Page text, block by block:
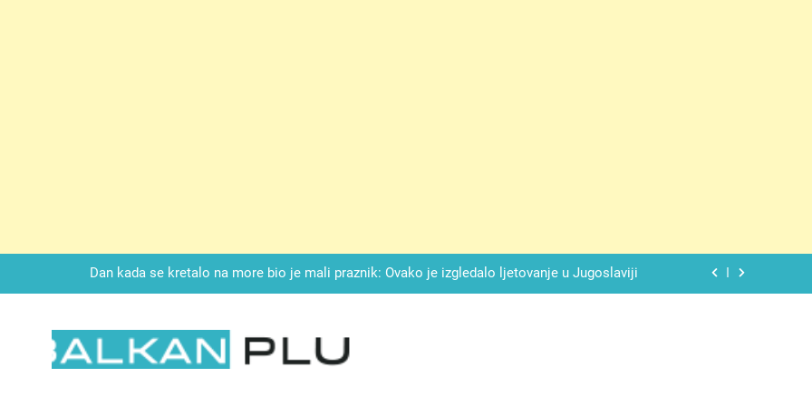
Dan kada se kretalo na more bio je mali praznik: Ovako je izgledalo ljetovanje u Jugoslaviji
Drži jezik za zubima, i gledaj kako se problemi smanjuju – ove 4 stvari ne govori ni rodu rođenom